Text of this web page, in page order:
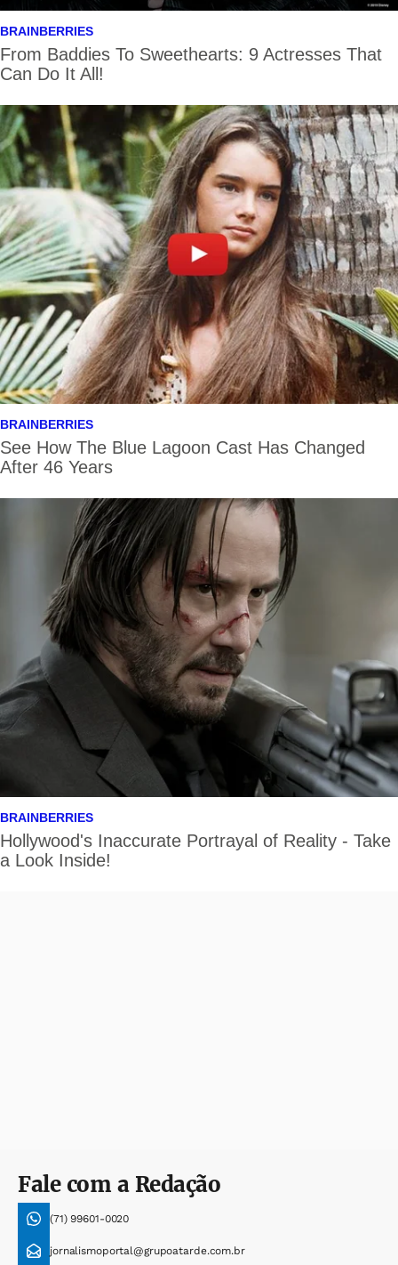
Fale com a Redação
(71) 99601-0020
jornalismoportal@grupoatarde.com.br